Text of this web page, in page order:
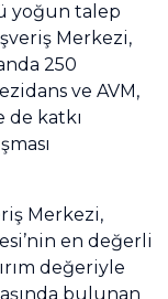
yoğun talep
Merkezi,
250
ve AVM,
de katkı
Merkezi,
en değerli
değeriyle
bulunan